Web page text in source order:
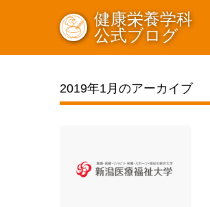
健康栄養学科
公式ブログ
2019年1月のアーカイブ